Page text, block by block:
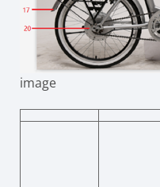
image